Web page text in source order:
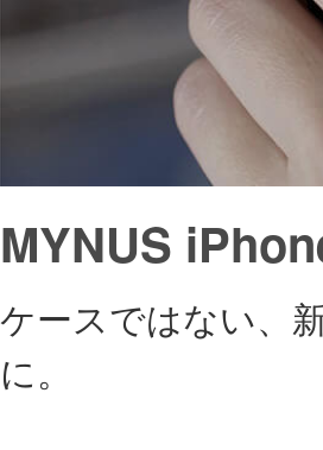
MYNUS
ケースではない、
に。